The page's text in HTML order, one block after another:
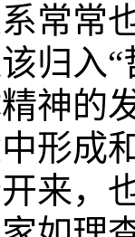
常常
归入
神的
形成
来，